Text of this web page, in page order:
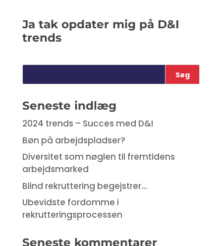
Ja tak opdater mig på D&I
trends
Seneste indlæg
2024 trends – Succes med D&I
Bøn på arbejdspladser?
Diversitet som nøglen til fremtidens
arbejdsmarked
Blind rekruttering begejstrer…
Ubevidste fordomme i
rekrutteringsprocessen
Seneste kommentarer